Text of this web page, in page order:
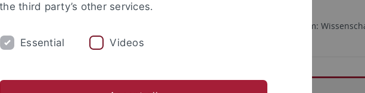
Das Diversitätsorientierte Schreibzentrum:
the third party’s other services.
Essential Videos